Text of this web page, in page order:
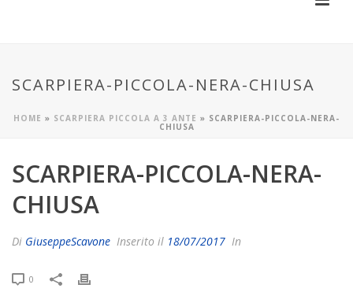
SCARPIERA-PICCOLA-NERA-CHIUSA
HOME » SCARPIERA PICCOLA A 3 ANTE » SCARPIERA-PICCOLA-NERA-
CHIUSA
SCARPIERA-PICCOLA-NERA-
CHIUSA
Di GiuseppeScavone Inserito il 18/07/2017 In
0